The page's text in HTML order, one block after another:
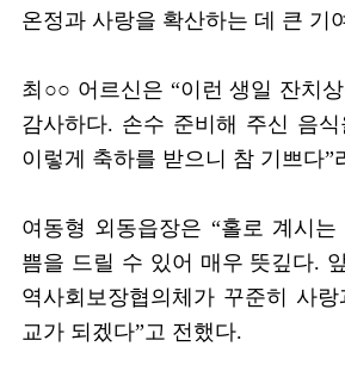
온정과 사랑을 확산하는 데 큰 기
최○○ 어르신은 “이런 생일 잔치
감사하다. 손수 준비해 주신 음
이렇게 축하를 받으니 참 기쁘다”
여동형 외동읍장은 “홀로 계시는
쁨을 드릴 수 있어 매우 뜻깊다.
역사회보장협의체가 꾸준히 사
교가 되겠다”고 전했다.